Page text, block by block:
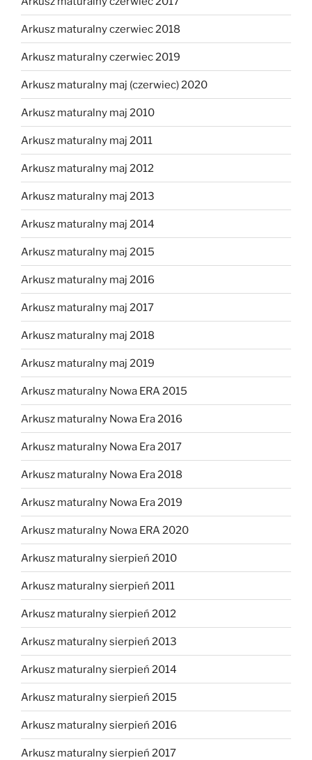
Arkusz maturalny czerwiec 2018
Arkusz maturalny czerwiec 2019
Arkusz maturalny maj (czerwiec) 2020
Arkusz maturalny maj 2010
Arkusz maturalny maj 2011
Arkusz maturalny maj 2012
Arkusz maturalny maj 2013
Arkusz maturalny maj 2014
Arkusz maturalny maj 2015
Arkusz maturalny maj 2016
Arkusz maturalny maj 2017
Arkusz maturalny maj 2018
Arkusz maturalny maj 2019
Arkusz maturalny Nowa ERA 2015
Arkusz maturalny Nowa Era 2016
Arkusz maturalny Nowa Era 2017
Arkusz maturalny Nowa Era 2018
Arkusz maturalny Nowa Era 2019
Arkusz maturalny Nowa ERA 2020
Arkusz maturalny sierpień 2010
Arkusz maturalny sierpień 2011
Arkusz maturalny sierpień 2012
Arkusz maturalny sierpień 2013
Arkusz maturalny sierpień 2014
Arkusz maturalny sierpień 2015
Arkusz maturalny sierpień 2016
Arkusz maturalny sierpień 2017